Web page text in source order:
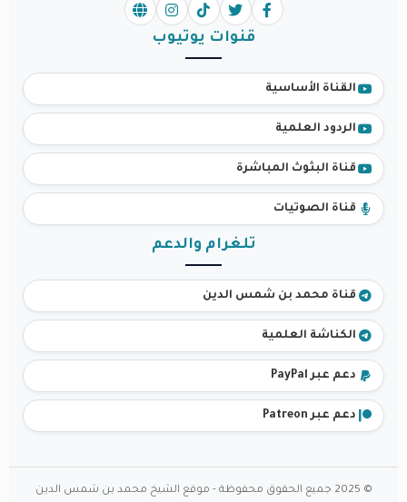
قنوات يوتيوب
القناة الأساسية
الردود العلمية
قناة البثوث المباشرة
قناة الصوتيات
تلغرام والدعم
قناة محمد بن شمس الدين
الكناشة العلمية
دعم عبر PayPal
دعم عبر Patreon
© 2025 جميع الحقوق محفوظة - موقع الشيخ محمد بن شمس الدين